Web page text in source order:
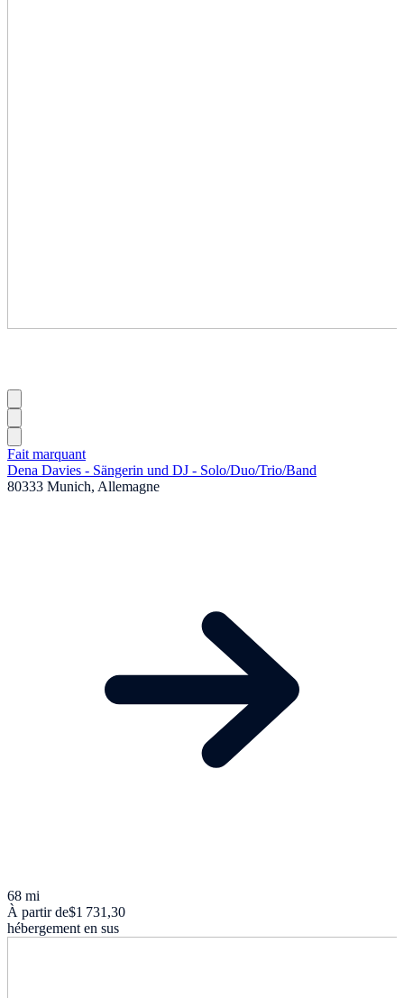
Fait marquant
Dena Davies - Sängerin und DJ - Solo/Duo/Trio/Band
80333 Munich, Allemagne
68 mi
À partir de$1 731,30
hébergement en sus